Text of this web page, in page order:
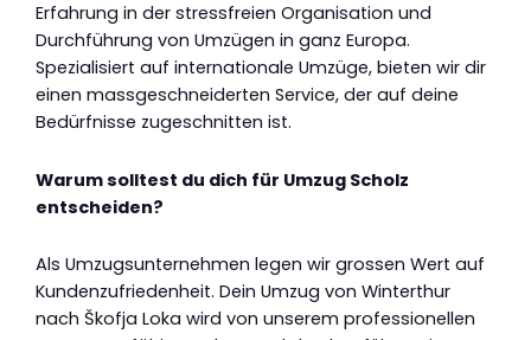
Erfahrung in der stressfreien Organisation und
Durchführung von Umzügen in ganz Europa.
Spezialisiert auf internationale Umzüge, bieten wir dir
einen massgeschneiderten Service, der auf deine
Bedürfnisse zugeschnitten ist.
Warum solltest du dich für Umzug Scholz
entscheiden?
Als Umzugsunternehmen legen wir grossen Wert auf
Kundenzufriedenheit. Dein Umzug von Winterthur
nach Škofja Loka wird von unserem professionellen